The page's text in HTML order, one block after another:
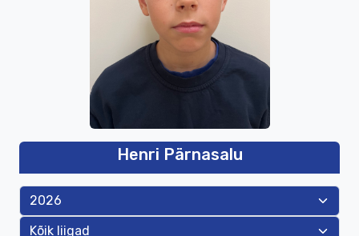
Henri Pärnasalu